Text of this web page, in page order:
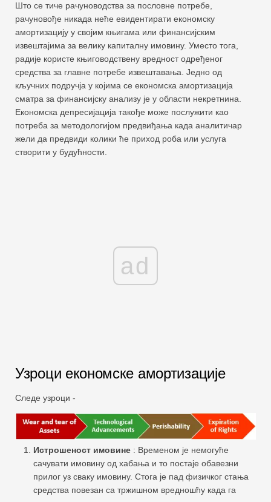
Што се тиче рачуноводства за пословне потребе,
рачуновође никада неће евидентирати економску
амортизацију у својим књигама или финансијским
извештајима за велику капиталну имовину. Уместо тога,
радије користе књиговодствену вредност одређеног
средства за главне потребе извештавања. Једно од
кључних подручја у којима се економска амортизација
сматра за финансијску анализу је у области некретнина.
Економска депресијација такође може послужити као
потреба за методологијом предвиђања када аналитичар
жели да предвиди колики ће приход роба или услуга
створити у будућности.
ad
Узроци економске амортизације
Следе узроци -
Истрошеност имовине : Временом је немогуће
сачувати имовину од хабања и то постаје обавезни
прилог уз сваку имовину. Стога је пад физичког стања
средства повезан са тржишном вредношћу када га